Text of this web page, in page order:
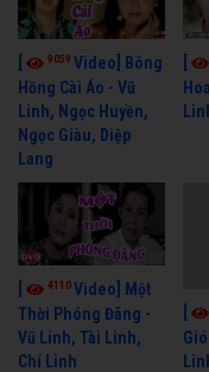
9059 Video] Bông
Hồng Cài Áo - Vũ
Linh, Ngọc Huyền,
Ngọc Giàu, Diệp
Lang
4110Video] Một
Thời Phóng Đãng -
Vũ Linh, Tài Linh,
Chí Linh